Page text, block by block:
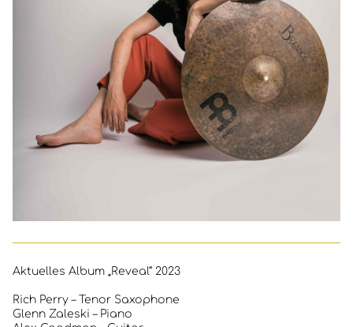
Aktuelles Album „Reveal“ 2023
Rich Perry – Tenor Saxophone
Glenn Zaleski – Piano